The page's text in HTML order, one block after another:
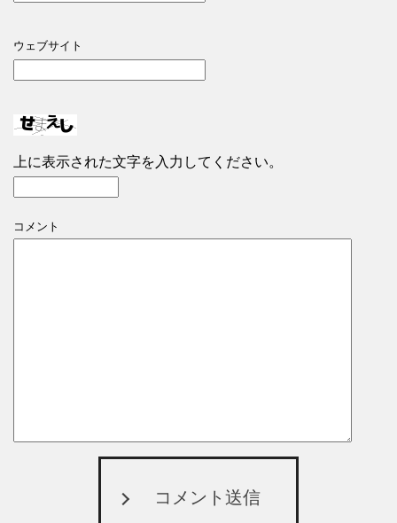
ウェブサイト
上に表示された文字を入力してください。
コメント
コメント送信